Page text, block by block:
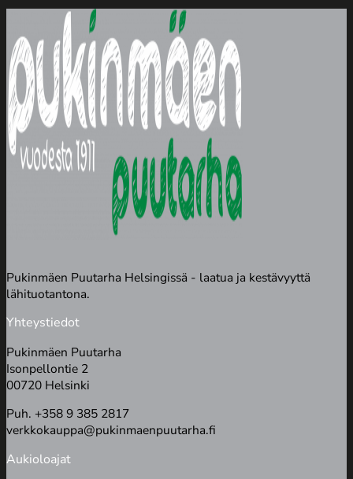
Pukinmäen Puutarha Helsingissä - laatua ja kestävyyttä
lähituotantona.
Yhteystiedot
Pukinmäen Puutarha
Isonpellontie 2
00720 Helsinki
Puh. +358 9 385 2817
verkkokauppa@pukinmaenpuutarha.fi
Aukioloajat